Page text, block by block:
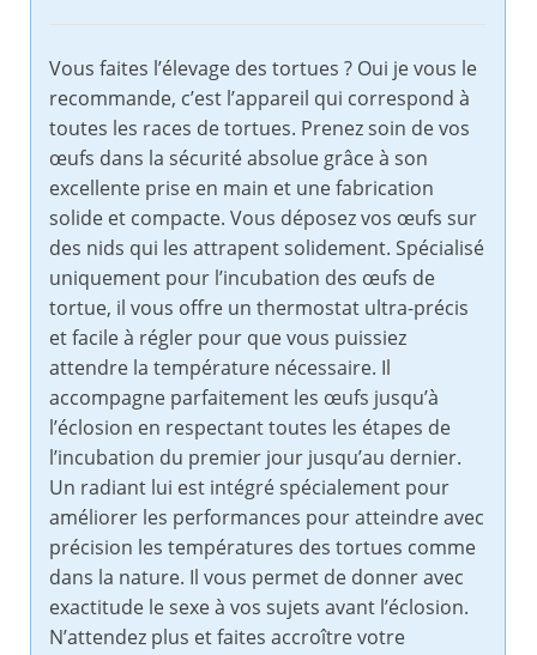
Vous faites l’élevage des tortues ? Oui je vous le
recommande, c’est l’appareil qui correspond à
toutes les races de tortues. Prenez soin de vos
œufs dans la sécurité absolue grâce à son
excellente prise en main et une fabrication
solide et compacte. Vous déposez vos œufs sur
des nids qui les attrapent solidement. Spécialisé
uniquement pour l’incubation des œufs de
tortue, il vous offre un thermostat ultra-précis
et facile à régler pour que vous puissiez
attendre la température nécessaire. Il
accompagne parfaitement les œufs jusqu’à
l’éclosion en respectant toutes les étapes de
l’incubation du premier jour jusqu’au dernier.
Un radiant lui est intégré spécialement pour
améliorer les performances pour atteindre avec
précision les températures des tortues comme
dans la nature. Il vous permet de donner avec
exactitude le sexe à vos sujets avant l’éclosion.
N’attendez plus et faites accroître votre